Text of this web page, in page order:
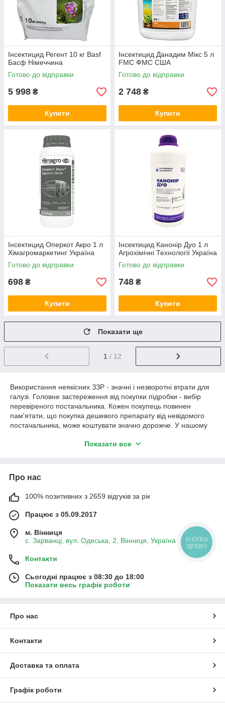
Інсектицид Регент 10 кг Basf
Басф Німеччина
Готово до відправки
5 998 ₴
Купити
Інсектицид Данадим Мікс 5 л
FMC ФМС США
Готово до відправки
2 748 ₴
Купити
Інсектицид Оперкот Акро 1 л
Хімагромаркетинг Україна
Готово до відправки
698 ₴
Купити
Інсектицид Канонір Дуо 1 л
Агрохімічні Технології Україна
Готово до відправки
748 ₴
Купити
Показати ще
1 / 12
Використання неякісних ЗЗР - значні і незворотні втрати для
галузі. Головне застереження від покупки підробки - вибір
перевіреного постачальника. Кожен покупець повинен
пам'ятати, що покупка дешевого препарату від невідомого
постачальника, може коштувати значно дорожче. У нашому
одна з найбільш вигідних), ефективність яких перевірена і
Наші менеджери допоможуть вам підібрати ефективні
для вашого бізнесу. Вже зараз ви можете купити інсектициди,
Якщо у вас виникли питання - телефонуйте нам за номерами
телефону, які вказані в шапці сайту або пишіть на ел. пошту.
Показати все
Про нас
100% позитивних з 2659 відгуків за рік
Працює з 05.09.2017
м. Вінниця
с. Зарванці, вул. Одеська, 2, Вінниця, Україна
Контакти
Сьогодні працює з 08:30 до 18:00
Показати весь графік роботи
Про нас
Контакти
Доставка та оплата
Графік роботи
КНОПКА
ЗВ'ЯЗКУ